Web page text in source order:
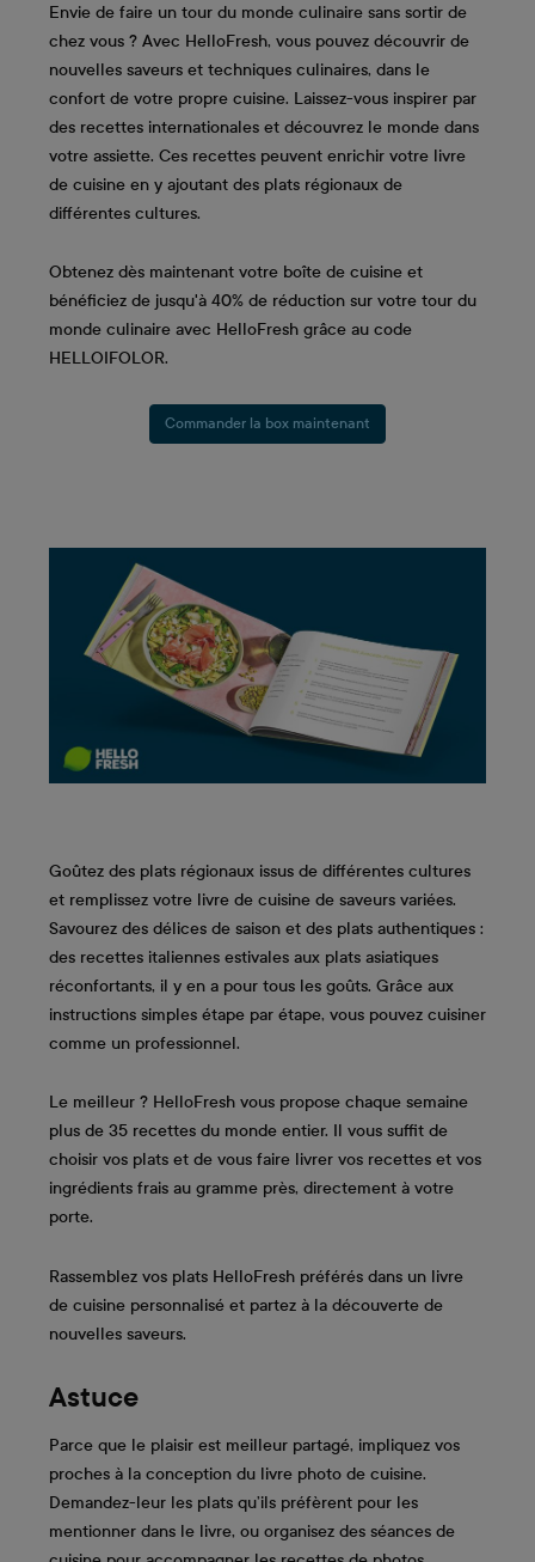
Envie de faire un tour du monde culinaire sans sortir de
chez vous ? Avec HelloFresh, vous pouvez découvrir de
nouvelles saveurs et techniques culinaires, dans le
confort de votre propre cuisine. Laissez-vous inspirer par
des recettes internationales et découvrez le monde dans
votre assiette. Ces recettes peuvent enrichir votre livre
de cuisine en y ajoutant des plats régionaux de
différentes cultures.
Obtenez dès maintenant votre boîte de cuisine et
bénéficiez de jusqu'à 40% de réduction sur votre tour du
monde culinaire avec HelloFresh grâce au code
HELLOIFOLOR.
Commander la box maintenant
Goûtez des plats régionaux issus de différentes cultures
et remplissez votre livre de cuisine de saveurs variées.
Savourez des délices de saison et des plats authentiques :
des recettes italiennes estivales aux plats asiatiques
réconfortants, il y en a pour tous les goûts. Grâce aux
instructions simples étape par étape, vous pouvez cuisiner
comme un professionnel.
Le meilleur ? HelloFresh vous propose chaque semaine
plus de 35 recettes du monde entier. Il vous suffit de
choisir vos plats et de vous faire livrer vos recettes et vos
ingrédients frais au gramme près, directement à votre
porte.
Rassemblez vos plats HelloFresh préférés dans un livre
de cuisine personnalisé et partez à la découverte de
nouvelles saveurs.
Astuce
Parce que le plaisir est meilleur partagé, impliquez vos
proches à la conception du livre photo de cuisine.
Demandez-leur les plats qu’ils préfèrent pour les
mentionner dans le livre, ou organisez des séances de